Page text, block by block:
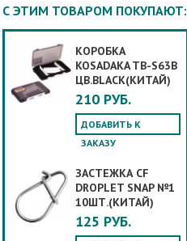
С ЭТИМ ТОВАРОМ ПОКУПАЮТ:
КОРОБКА
KOSADAKA TB-S63B
ЦВ.BLACK(КИТАЙ)
210 РУБ.
ДОБАВИТЬ К
ЗАКАЗУ
ЗАСТЕЖКА CF
DROPLET SNAP №1
10ШТ.(КИТАЙ)
125 РУБ.